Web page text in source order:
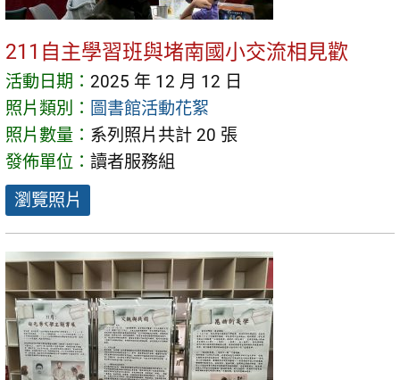
211自主學習班與堵南國小交流相見歡
活動日期： 2025 年 12 月 12 日
照片類別： 圖書館活動花絮
照片數量： 系列照片共計 20 張
發佈單位： 讀者服務組
瀏覽照片